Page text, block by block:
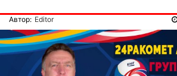
Автор: Editor